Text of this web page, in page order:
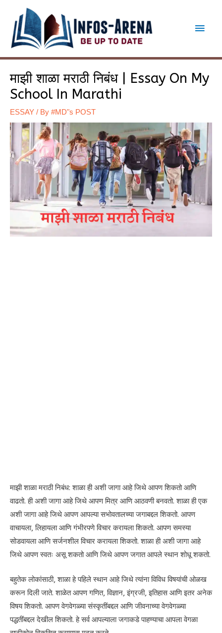
content
Main
माझी शाळा मराठी निबंध | Essay On My
School In Marathi
ESSAY / By #MD"s POST
माझी शाळा मराठी निबंध: शाळा ही अशी जागा आहे जिथे आपण शिकतो आणि
वाढतो. ही अशी जागा आहे जिथे आपण मित्र आणि आठवणी बनवतो. शाळा ही एक
अशी जागा आहे जिथे आपण आपल्या सभोवतालच्या जगाबद्दल शिकतो. आपण
वाचायला, लिहायला आणि गंभीरपणे विचार करायला शिकतो. आपण समस्या
सोडवायला आणि सर्जनशील विचार करायला शिकतो. शाळा ही अशी जागा आहे
जिथे आपण स्वतः असू शकतो आणि जिथे आपण जगात आपले स्थान शोधू शकतो.
बहुतेक लोकांसाठी, शाळा हे पहिले स्थान आहे जिथे त्यांना विविध विषयांची ओळख
करून दिली जाते. शाळेत आपण गणित, विज्ञान, इंग्रजी, इतिहास आणि इतर अनेक
विषय शिकतो. आपण वेगवेगळ्या संस्कृतींबद्दल आणि जीवनाच्या वेगवेगळ्या
पद्धतींबद्दल देखील शिकतो. हे सर्व आपल्याला जगाकडे पाहण्याचा आपला वेगळा